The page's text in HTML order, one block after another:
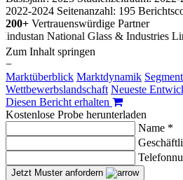
2022-2024 Seitenanzahl: 195
200+ Vertrauenswürdige Partner
Zum Inhalt springen
−
Marktüberblick Marktdynamik
Wettbewerbslandschaft Neueste
Diesen Bericht erhalten
Kostenlose Probe herunterladen
Name *
Jetzt Muster anfordern